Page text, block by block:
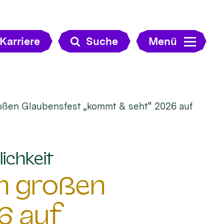
Karriere Suche Menü
Glaubensfest „kommt & seht“ 2026 auf
:
großen
auf